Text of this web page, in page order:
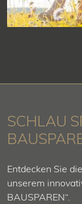
SCHLAU
Entdecken Sie
unserem
BAUSPAREN“.